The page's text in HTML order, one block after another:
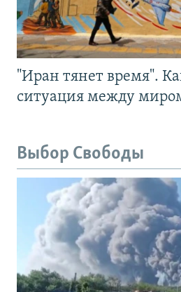
"Иран тянет время".
ситуация между
Выбор Свободы